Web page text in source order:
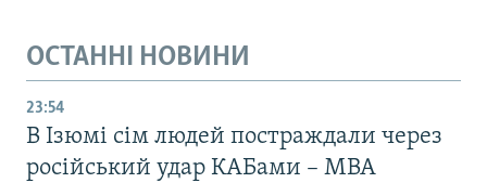
ОСТАННІ НОВИНИ
23:54
В Ізюмі сім людей постраждали через
російський удар КАБами – МВА